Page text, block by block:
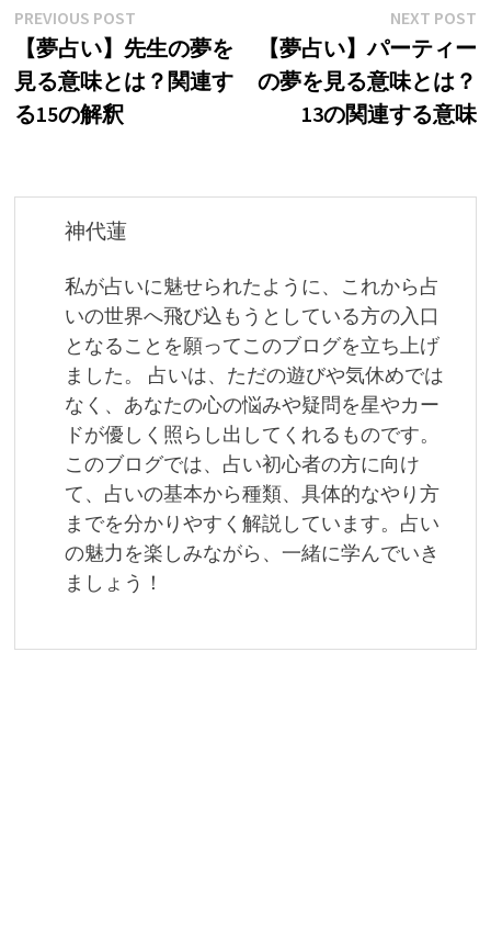
投
稿
ナ
ゲ
PREVIOUS POSTPrevious
post:
【夢占い】先生の夢を
見る意味とは？関連す
る15の解釈
NEXT POST
【夢占い】パーティー
の夢を見る意味とは？
13の関連する意味
神代蓮
私が占いに魅せられたように、これから占
いの世界へ飛び込もうとしている方の入口
となることを願ってこのブログを立ち上げ
ました。 占いは、ただの遊びや気休めでは
なく、あなたの心の悩みや疑問を星やカー
ドが優しく照らし出してくれるものです。
このブログでは、占い初心者の方に向け
て、占いの基本から種類、具体的なやり方
までを分かりやすく解説しています。占い
の魅力を楽しみながら、一緒に学んでいき
ましょう！